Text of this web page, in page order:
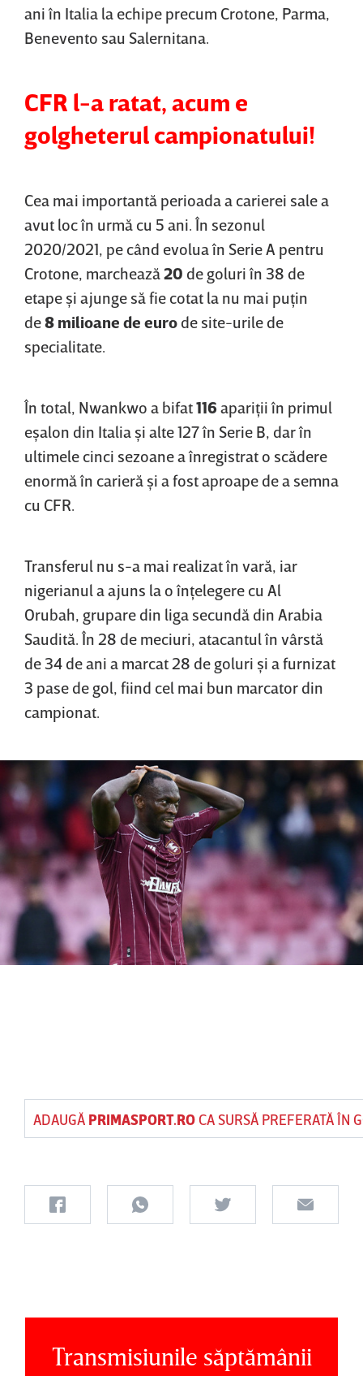
ani în Italia la echipe precum Crotone, Parma,
Benevento sau Salernitana.
CFR l-a ratat, acum e
golgheterul campionatului!
Cea mai importantă perioada a carierei sale a
avut loc în urmă cu 5 ani. În sezonul
2020/2021, pe când evolua în Serie A pentru
Crotone, marchează20 de goluri în 38 de
etape şi ajunge să fie cotat la nu mai puţin
de8 milioane de euro de site-urile de
specialitate.
În total, Nwankwo a bifat116 apariţii în primul
eşalon din Italia şi alte 127 în Serie B, dar în
ultimele cinci sezoane a înregistrat o scădere
enormă în carieră şi a fost aproape de a semna
cu CFR.
Transferul nu s-a mai realizat în vară, iar
nigerianul a ajuns la o înţelegere cu Al
Orubah, grupare din liga secundă din Arabia
Saudită. În 28 de meciuri, atacantul în vârstă
de 34 de ani a marcat 28 de goluri şi a furnizat
3 pase de gol, fiind cel mai bun marcator din
campionat.
ADAUGĂ PRIMASPORT.ROCA SURSĂ PREFERATĂ ÎN
Transmisiunile săptămânii